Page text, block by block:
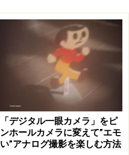
「デジタル一眼カメラ」をピ
ンホールカメラに変えて”エモ
い”アナログ撮影を楽しむ方法